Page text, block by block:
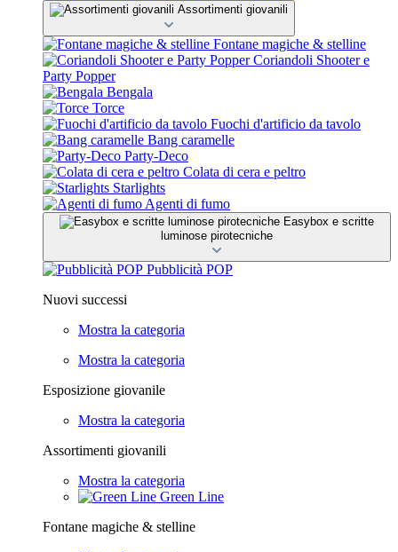
Assortimenti giovanili
Fontane magiche & stelline
Coriandoli Shooter e
Party Popper
Bengala
Torce
Fuochi d'artificio da tavolo
Bang caramelle
Party-Deco
Colata di cera e peltro
Starlights
Agenti di fumo
Easybox e scritte
luminose pirotecniche
Pubblicità POP
Nuovi successi
Mostra la categoria
Mostra la categoria
Esposizione giovanile
Mostra la categoria
Assortimenti giovanili
Mostra la categoria
Green Line
Fontane magiche & stelline